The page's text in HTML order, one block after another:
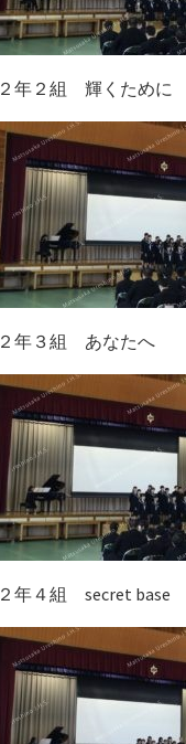
２年２組 輝くために
２年３組 あなたへ
２年４組 secret base